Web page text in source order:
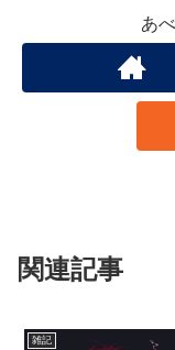
あ
関連記事
雑記